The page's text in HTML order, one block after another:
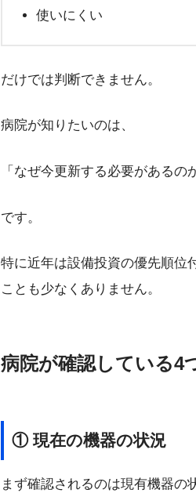
使いにくい
だけでは判断できません。
病院が知りたいのは、
「なぜ今更新する必要があるの
です。
特に近年は設備投資の優先順位
ことも少なくありません。
病院が確認している4
① 現在の機器の状況
まず確認されるのは現有機器の